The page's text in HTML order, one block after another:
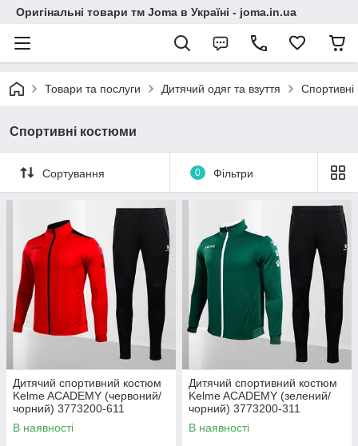
Оригінальні товари тм Joma в Україні - joma.in.ua
Товари та послуги Дитячий одяг та взуття
Спортивні костюми
Сортування 0 Фільтри
Дитячий спортивний костюм
Kelme ACADEMY (червоний/
чорний) 3773200-611
В наявності
Дитячий спортивний костюм
Kelme ACADEMY (зелений/
чорний) 3773200-311
В наявності